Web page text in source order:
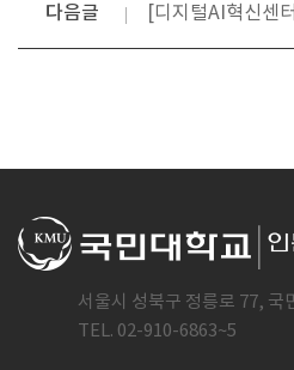
다음글 [디지털AI혁신센
서울시 성북구 정릉로 77,
TEL. 02-910-6863~5